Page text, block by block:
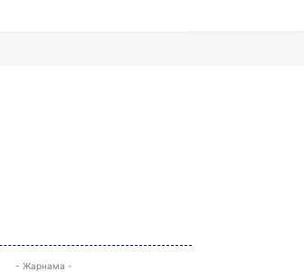
- Жарнама -